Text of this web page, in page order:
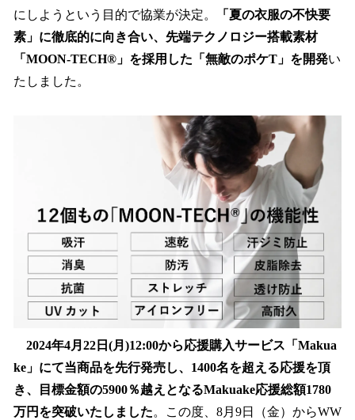
にしようという目的で協業が決定。
「夏の衣服の不快要
素」に徹底的に向き合い、先端テクノロジー搭載素材
「MOON-TECH®」を採用した「無敵のポケT」を開発い
たしました。
2024年4月22日(月)12:00から応援購入サービス「Makua
ke」にて当商品を先行発売し、1400名を超える応援を頂
き、目標金額の5900％越えとなるMakuake応援総額1780
万円を突破いたしました。この度、8月9日（金）からWW